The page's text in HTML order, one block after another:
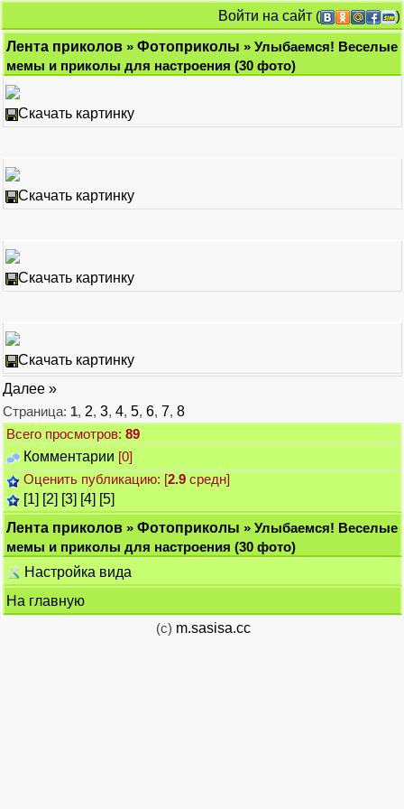
Войти на сайт (
)
Лента приколов » Фотоприколы » Улыбаемся! Веселые
мемы и приколы для настроения (30 фото)
Скачать картинку
Скачать картинку
Скачать картинку
Скачать картинку
Далее »
Страница: 1, 2, 3, 4, 5, 6, 7, 8
Всего просмотров: 89
Комментарии [0]
Оценить публикацию: [2.9 средн]
[1] [2] [3] [4] [5]
Лента приколов » Фотоприколы » Улыбаемся! Веселые
мемы и приколы для настроения (30 фото)
Настройка вида
На главную
(c) m.sasisa.cc